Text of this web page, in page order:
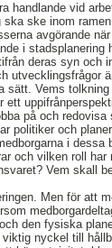
handlande vid
ske inom
avgörande
i stadsplanering
deras syn och
utvecklingsfrågor
Vems tolkning
ett
på och redovisa
politiker och
i dessa
och vilken roll har
Vem skall
Men för att
den fysiska
nyckel till